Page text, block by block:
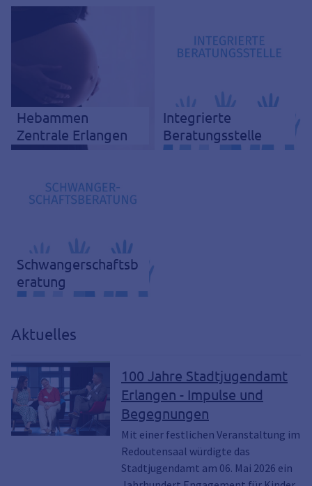
Hebammen
Zentrale Erlangen
Integrierte
Beratungsstelle
Schwangerschaftsb
eratung
Aktuelles
100 Jahre Stadtjugendamt
Erlangen - Impulse und
Begegnungen
Mit einer festlichen Veranstaltung im
Redoutensaal würdigte das
Stadtjugendamt am 06. Mai 2026 ein